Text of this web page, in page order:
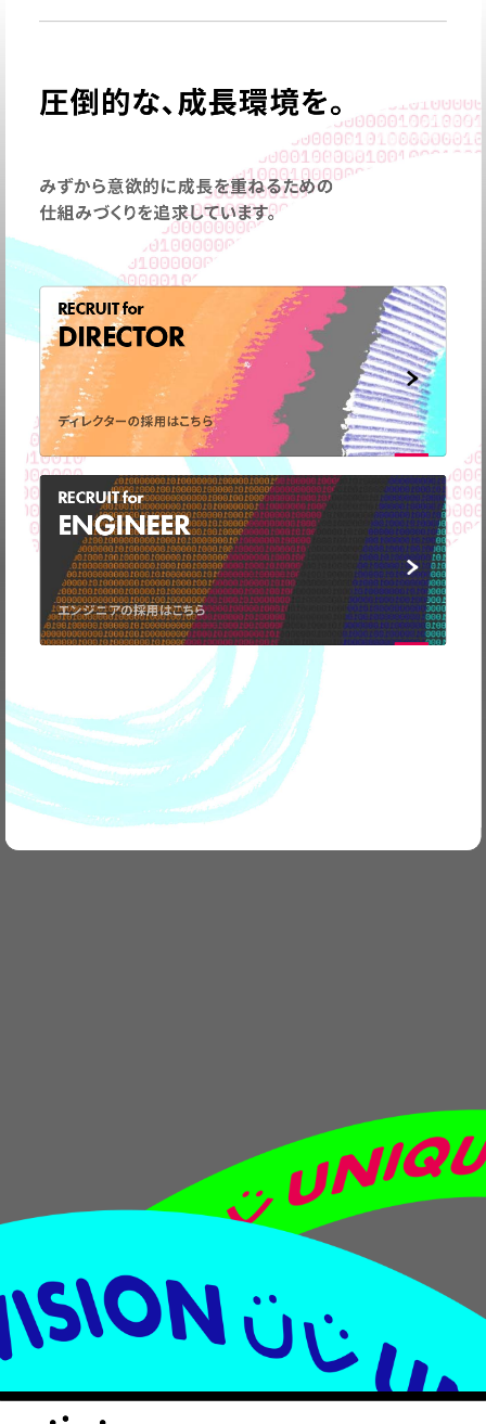
圧倒的な、成長環境を。
みずから意欲的に成長を重ねるための
仕組みづくりを追求しています。
RECRUIT for
DIRECTOR
ディレクターの採用はこちら
RECRUIT for
ENGINEER
エンジニアの採用はこちら
CONTACTUS
弊社の事業についてや、
取材のお問い合わせなど
お気軽にご連絡ください。